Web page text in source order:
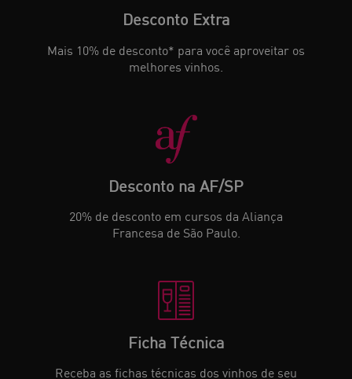
Desconto Extra
Mais 10% de desconto* para você aproveitar os
melhores vinhos.
Desconto na AF/SP
20% de desconto em cursos da Aliança
Francesa de São Paulo.
Ficha Técnica
Receba as fichas técnicas dos vinhos de seu